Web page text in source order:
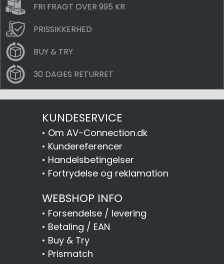
FRI FRAGT OVER 995 KR
PRISSIKKERHED
BUY & TRY
30 DAGES RETURRET
KUNDESERVICE
• Om AV-Connection.dk
• Kundereferencer
• Handelsbetingelser
• Fortrydelse og reklamation
WEBSHOP INFO
• Forsendelse / levering
• Betaling / EAN
• Buy & Try
• Prismatch